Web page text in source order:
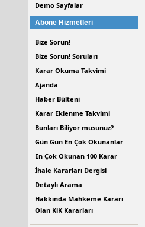
Demo Sayfalar
Abone Hizmetleri
Bize Sorun!
Bize Sorun! Soruları
Karar Okuma Takvimi
Ajanda
Haber Bülteni
Karar Eklenme Takvimi
Bunları Biliyor musunuz?
Gün Gün En Çok Okunanlar
En Çok Okunan 100 Karar
İhale Kararları Dergisi
Detaylı Arama
Hakkında Mahkeme Kararı
Olan KiK Kararları